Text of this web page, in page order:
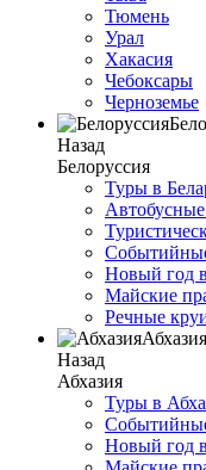
Тюмень
Урал
Хакасия
Чебоксары
Черноземье
Назад
Белоруссия
Туры в
Новый год
Майские
Речные
Абхазия
Назад
Абхазия
Туры в
Новый год